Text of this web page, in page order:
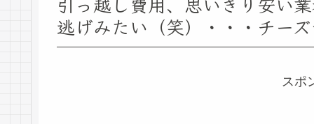
逃げみたい（笑）・・・チー
スポ